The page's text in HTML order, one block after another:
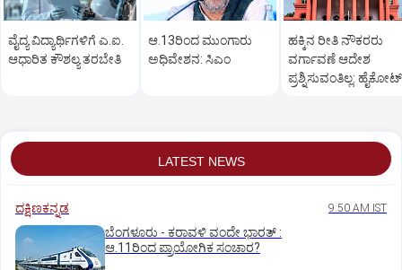
ವೈದ್ಯ ವಿದ್ಯಾರ್ಥಿಗಳಿಗೆ ಎ.ಐ.
ಆಧಾರಿತ ಕೌಶಲ್ಯ ತರಬೇತಿ
ಆ.13ರಿಂದ ಮುಂಗಾರು
ಅಧಿವೇಶನ: ಸಿಎಂ
ಹಕ್ಕಿನ ರೀತಿ ನೌಕರರು
ವರ್ಗಾವಣೆ ಆದೇಶ
ಪ್ರಶ್ನಿಸುವಂತಿಲ್ಲ:
LATEST NEWS
ದಕ್ಷಿಣಕನ್ನಡ 9:50 AM IST
ಬೆಂಗಳೂರು - ಕರಾವಳಿ ವಂದೇ ಭಾರತ್‌ :
ಆ.11ರಿಂದ ಪ್ರಾಯೋಗಿಕ ಸಂಚಾರ?